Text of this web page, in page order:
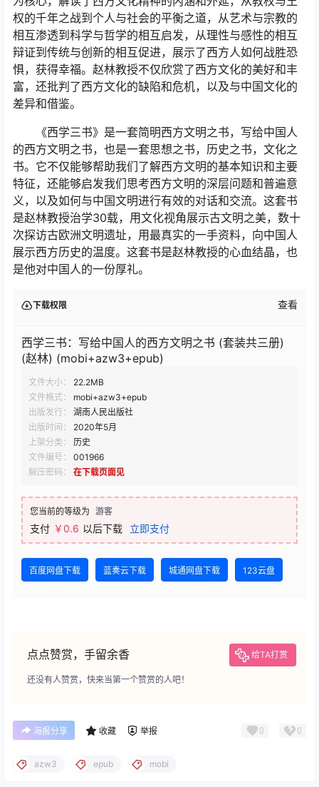
权的千年之战到个人与社会的平衡之道，从艺术与宗教的
相互渗透到科学与哲学的相互启发，从理性与感性的相互
辩证到传统与创新的相互促进，展示了西方人如何战胜恐
惧，获得幸福。赵林教授不仅欣赏了西方文化的美好和丰
富，还批判了西方文化的缺陷和危机，以及与中国文化的
差异和借鉴。
《西学三书》是一套简明西方文明之书，写给中国人
的西方文明之书，也是一套思想之书，历史之书，文化之
书。它不仅能够帮助我们了解西方文明的基本知识和主要
特征，还能够启发我们思考西方文明的深层问题和普遍意
义，以及如何与中国文明进行有效的对话和交流。这套书
是赵林教授治学30载，用文化视角展示古文明之美，数十
次探访古欧洲文明遗址，用最真实的一手资料，向中国人
展示西方历史的温度。这套书是赵林教授的心血结晶，也
是他对中国人的一份厚礼。
下载权限 查看
西学三书：写给中国人的西方文明之书 (套装共三册)
(赵林) (mobi+azw3+epub)
文件大小：
22.2MB
文件格式：
mobi+azw3+epub
出版发行：
湖南人民出版社
出版时间：
2020年5月
上架分类：
历史
文件编号：
001966
解压密码：
在下载页面见
您当前的等级为 游客
支付 ￥0.6 以后下载 立即支付
百度网盘下载 蓝奏云下载 城通网盘下载 123云盘
点点赞赏，手留余香 给TA打赏
还没有人赞赏，快来当第一个赞赏的人吧！
海报分享 收藏 举报 0 0
azw3 epub mobi